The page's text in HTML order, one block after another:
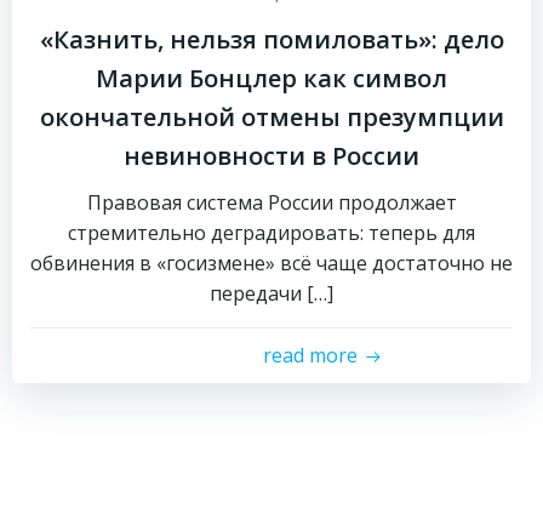
«Казнить, нельзя помиловать»: дело
Марии Бонцлер как символ
окончательной отмены презумпции
невиновности в России
Правовая система России продолжает
стремительно деградировать: теперь для
обвинения в «госизмене» всё чаще достаточно не
передачи […]
read more